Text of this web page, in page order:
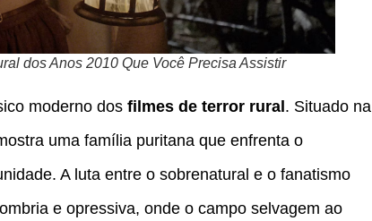
dos Anos 2010 Que Você Precisa Assistir
moderno dos filmes de terror rural . Situado na
uma família puritana que enfrenta o
A luta entre o sobrenatural e o fanatismo
e opressiva, onde o campo selvagem ao